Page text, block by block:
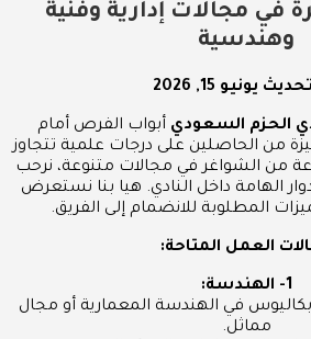
في مجالات إدارية وفنية
وهندسية
تحديث يونيو 15, 2026
الحزم السعودي أبواب الفرص أمام
من الحاصلين على درجات علمية تتجاوز
من الشواغر في مجالات متنوعة، نرحب
الهامة داخل النادي. هيا بنا نستعرض
المطلوبة للانضمام إلى الفريق.
العمل المتاحة:
1- الهندسة:
في الهندسة المعمارية أو مجال
مماثل.